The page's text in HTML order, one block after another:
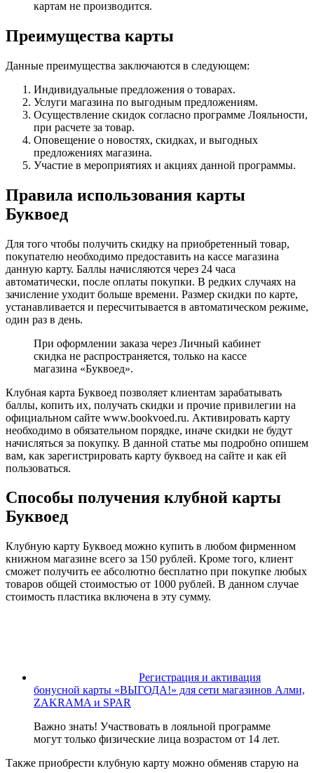
картам не производится.
Преимущества карты
Данные преимущества заключаются в следующем:
Индивидуальные предложения о товарах.
Услуги магазина по выгодным предложениям.
Осуществление скидок согласно программе Лояльности,
при расчете за товар.
Оповещение о новостях, скидках, и выгодных
предложениях магазина.
Участие в мероприятиях и акциях данной программы.
Правила использования карты
Буквоед
Для того чтобы получить скидку на приобретенный товар,
покупателю необходимо предоставить на кассе магазина
данную карту. Баллы начисляются через 24 часа
автоматически, после оплаты покупки. В редких случаях на
зачисление уходит больше времени. Размер скидки по карте,
устанавливается и пересчитывается в автоматическом режиме,
один раз в день.
При оформлении заказа через Личный кабинет
скидка не распространяется, только на кассе
магазина «Буквоед».
Клубная карта Буквоед позволяет клиентам зарабатывать
баллы, копить их, получать скидки и прочие привилегии на
официальном сайте www.bookvoed.ru. Активировать карту
необходимо в обязательном порядке, иначе скидки не будут
начисляться за покупку. В данной статье мы подробно опишем
вам, как зарегистрировать карту буквоед на сайте и как ей
пользоваться.
Способы получения клубной карты
Буквоед
Клубную карту Буквоед можно купить в любом фирменном
книжном магазине всего за 150 рублей. Кроме того, клиент
сможет получить ее абсолютно бесплатно при покупке любых
товаров общей стоимостью от 1000 рублей. В данном случае
стоимость пластика включена в эту сумму.
Регистрация и активация
бонусной карты «ВЫГОДА!» для сети магазинов Алми,
ZAKRAMA и SPAR
Важно знать! Участвовать в лояльной программе
могут только физические лица возрастом от 14 лет.
Также приобрести клубную карту можно обменяв старую на